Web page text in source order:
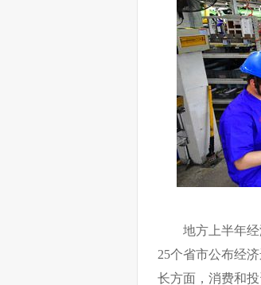
地方上半年
25个省市公布经
长方面，消费和